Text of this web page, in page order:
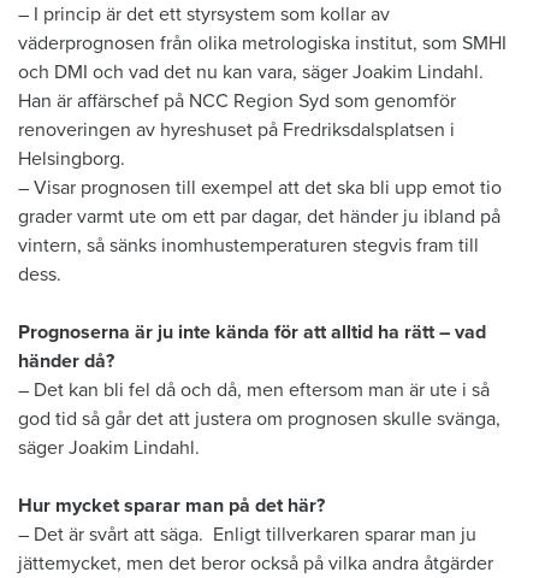
– I princip är det ett styrsystem som kollar av
väderprognosen från olika metrologiska institut, som SMHI
och DMI och vad det nu kan vara, säger Joakim Lindahl.
Han är affärschef på NCC Region Syd som genomför
renoveringen av hyreshuset på Fredriksdalsplatsen i
Helsingborg.
– Visar prognosen till exempel att det ska bli upp emot tio
grader varmt ute om ett par dagar, det händer ju ibland på
vintern, så sänks inomhustemperaturen stegvis fram till
dess.
Prognoserna är ju inte kända för att alltid ha rätt – vad
händer då?
– Det kan bli fel då och då, men eftersom man är ute i så
god tid så går det att justera om prognosen skulle svänga,
säger Joakim Lindahl.
Hur mycket sparar man på det här?
– Det är svårt att säga. Enligt tillverkaren sparar man ju
jättemycket, men det beror också på vilka andra åtgärder